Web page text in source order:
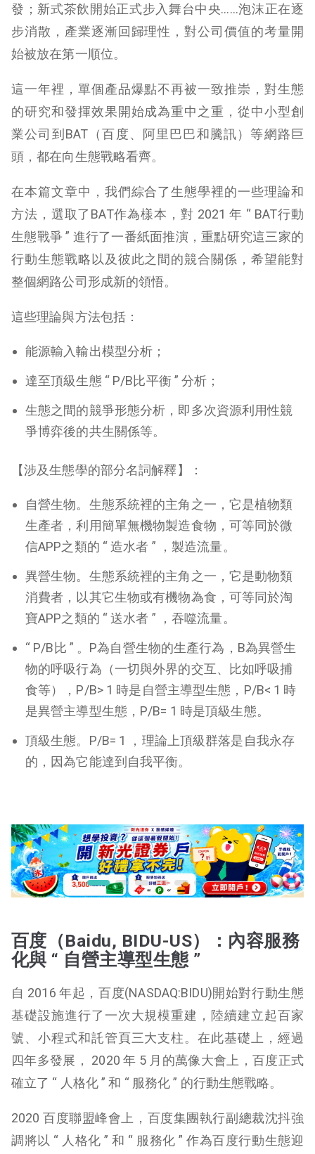
發；新式茶飲開始正式步入舞台中央……泡沫正在逐
步消散，產業逐漸回歸理性，對公司價值的考量開
始被放在第一順位。
這一年裡，單個產品爆點不再被一致推崇，對生態
的研究和發揮效果開始成為重中之重，從中小型創
業公司到BAT（百度、阿里巴巴和騰訊）等網路巨
頭，都在向生態戰略看齊。
在本篇文章中，我們綜合了生態學裡的一些理論和
方法，選取了BAT作為樣本，對 2021 年 “ BAT行動
生態戰爭 ” 進行了一番紙面推演，重點研究這三家的
行動生態戰略以及彼此之間的競合關係，希望能對
整個網路公司形成新的領悟。
這些理論與方法包括：
能源輸入輸出模型分析；
達至頂級生態 “ P/B比平衡 ” 分析；
生態之間的競爭形態分析，即多次資源利用性競
爭博弈後的共生關係等。
【涉及生態學的部分名詞解釋】：
自營生物。生態系統裡的主角之一，它是植物類
生產者，利用簡單無機物製造食物，可等同於微
信APP之類的 “ 造水者 ” ，製造流量。
異營生物。生態系統裡的主角之一，它是動物類
消費者，以其它生物或有機物為食，可等同於淘
寶APP之類的 “ 送水者 ” ，吞噬流量。
“ P/B比 ” 。P為自營生物的生產行為，B為異營生
物的呼吸行為（一切與外界的交互、比如呼吸捕
食等），P/B> 1 時是自營主導型生態，P/B< 1 時
是異營主導型生態，P/B= 1 時是頂級生態。
頂級生態。P/B= 1 ，理論上頂級群落是自我永存
的，因為它能達到自我平衡。
百度（Baidu, BIDU-US）：內容服務
化與 “ 自營主導型生態 ”
自 2016 年起，百度(NASDAQ:BIDU)開始對行動生態
基礎設施進行了一次大規模重建，陸續建立起百家
號、小程式和託管頁三大支柱。在此基礎上，經過
四年多發展， 2020 年 5 月的萬像大會上，百度正式
確立了 “ 人格化 ” 和 “ 服務化 ” 的行動生態戰略。
2020 百度聯盟峰會上，百度集團執行副總裁沈抖強
調將以 “ 人格化 ” 和 “ 服務化 ” 作為百度行動生態迎